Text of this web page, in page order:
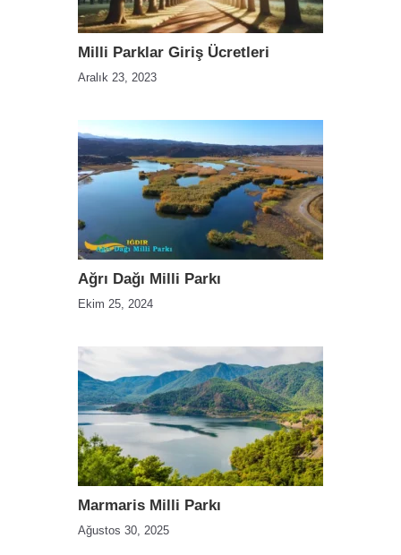
Milli Parklar Giriş Ücretleri
Aralık 23, 2023
Ağrı Dağı Milli Parkı
Ekim 25, 2024
Marmaris Milli Parkı
Ağustos 30, 2025